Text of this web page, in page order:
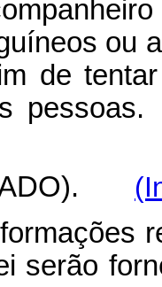
ou
de
serão